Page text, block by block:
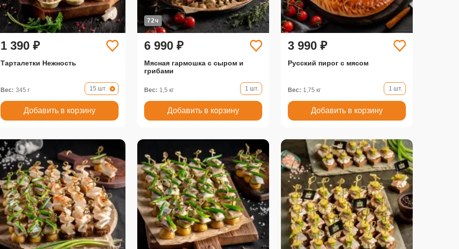
1 390 ₽
Тарталетки Нежность
Вес: 345 г 15 шт.
Добавить в корзину
72ч
6 990 ₽
Мясная гармошка с сыром и
грибами
Вес: 1,5 кг 1 шт.
Добавить в корзину
3 990 ₽
Русский пирог с мясом
Вес: 1,75 кг 1 шт.
Добавить в корзину